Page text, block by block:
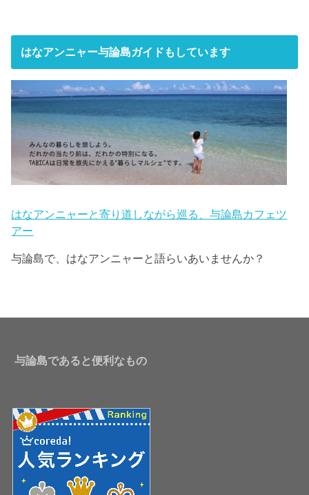
はなアンニャー与論島ガイドもしています
はなアンニャーと寄り道しながら巡る、与論島カフェツ
アー
与論島で、はなアンニャーと語らいあいませんか？
与論島であると便利なもの